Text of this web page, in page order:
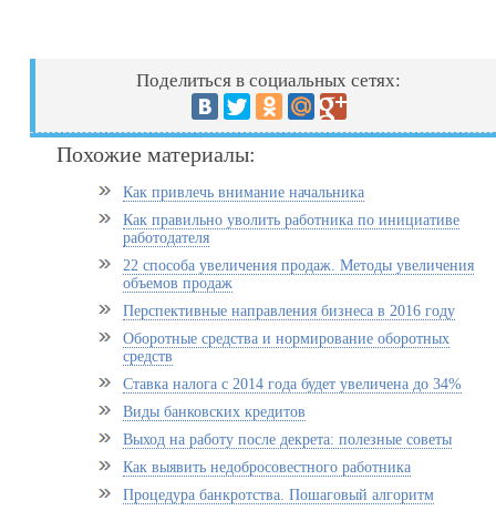
Поделиться в социальных сетях:
Похожие материалы:
Как привлечь внимание начальника
Как правильно уволить работника по инициативе
работодателя
22 способа увеличения продаж. Методы увеличения
объемов продаж
Перспективные направления бизнеса в 2016 году
Оборотные средства и нормирование оборотных
средств
Ставка налога с 2014 года будет увеличена до 34%
Виды банковских кредитов
Выход на работу после декрета: полезные советы
Как выявить недобросовестного работника
Процедура банкротства. Пошаговый алгоритм